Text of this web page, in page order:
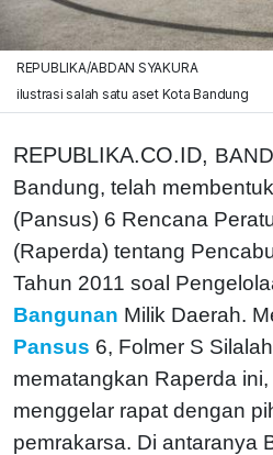
REPUBLIKA/ABDAN SYAKURA
ilustrasi salah satu aset Kota Bandung
REPUBLIKA.CO.ID,
Bandung, telah
(Pansus) 6 Rencana
(Raperda) tentang
Tahun 2011 soal
Bangunan Milik Daerah.
Pansus 6, Folmer S
mematangkan Raperda
menggelar rapat dengan
pemrakarsa. Di antaranya